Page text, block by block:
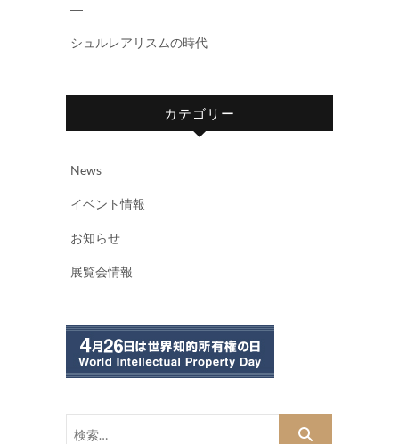
―
シュルレアリスムの時代
カテゴリー
News
イベント情報
お知らせ
展覧会情報